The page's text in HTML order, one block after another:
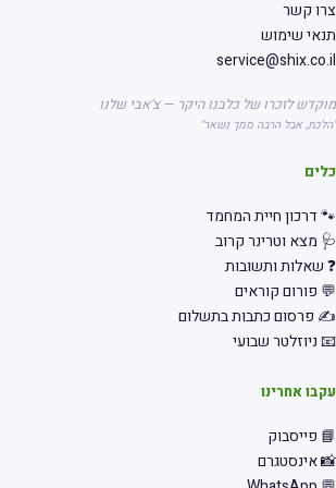
קשר
שימוש
לזכרו של כלבנו היקר — צ'אבי שלנו
אבל הרבה ממך נשאר"
דרכון חיית המחמד
מצא וטרינר קרוב
שאלות ותשובות
פורום קוראים
פרסום כתבות בתשלום
ניוזלטר שבועי
אחרינו
פייסבוק
אינסטגרם